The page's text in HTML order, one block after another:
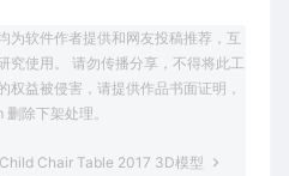
为软件作者提供和网友投稿推荐，互
究使用。 请勿传播分享，不得将此工
益被侵害，请提供作品书面证明，
除下架处理。
Child Chair Table 2017 3D模型